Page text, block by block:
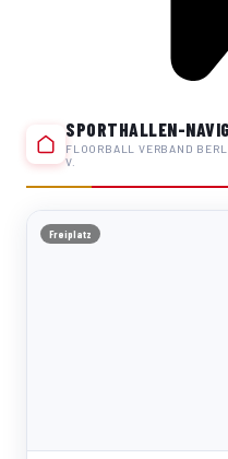
SPORTHALLEN-
FLOORBALL VERBAND
V.
Freiplatz